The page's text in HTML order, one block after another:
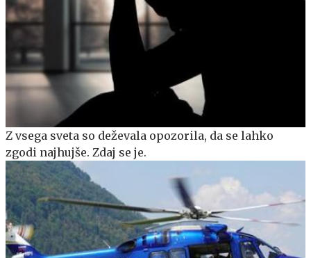
Z vsega sveta so deževala opozorila, da se lahko
zgodi najhujše. Zdaj se je.